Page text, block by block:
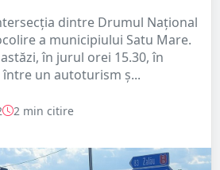
dintre Drumul Național
a municipiului Satu Mare.
în jurul orei 15.30, în
un autoturism ș...
2 min citire